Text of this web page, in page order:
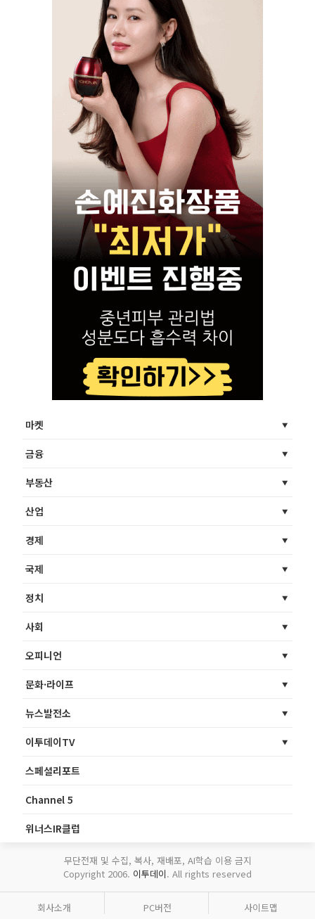
마켓
금융
부동산
산업
경제
국제
정치
사회
오피니언
문화·라이프
뉴스발전소
이투데이TV
스페셜리포트
Channel 5
위너스IR클럽
무단전재 및 수집, 복사, 재배포, AI학습 이용 금지
Copyright 2006. 이투데이. All rights reserved
회사소개 PC버전 사이트맵